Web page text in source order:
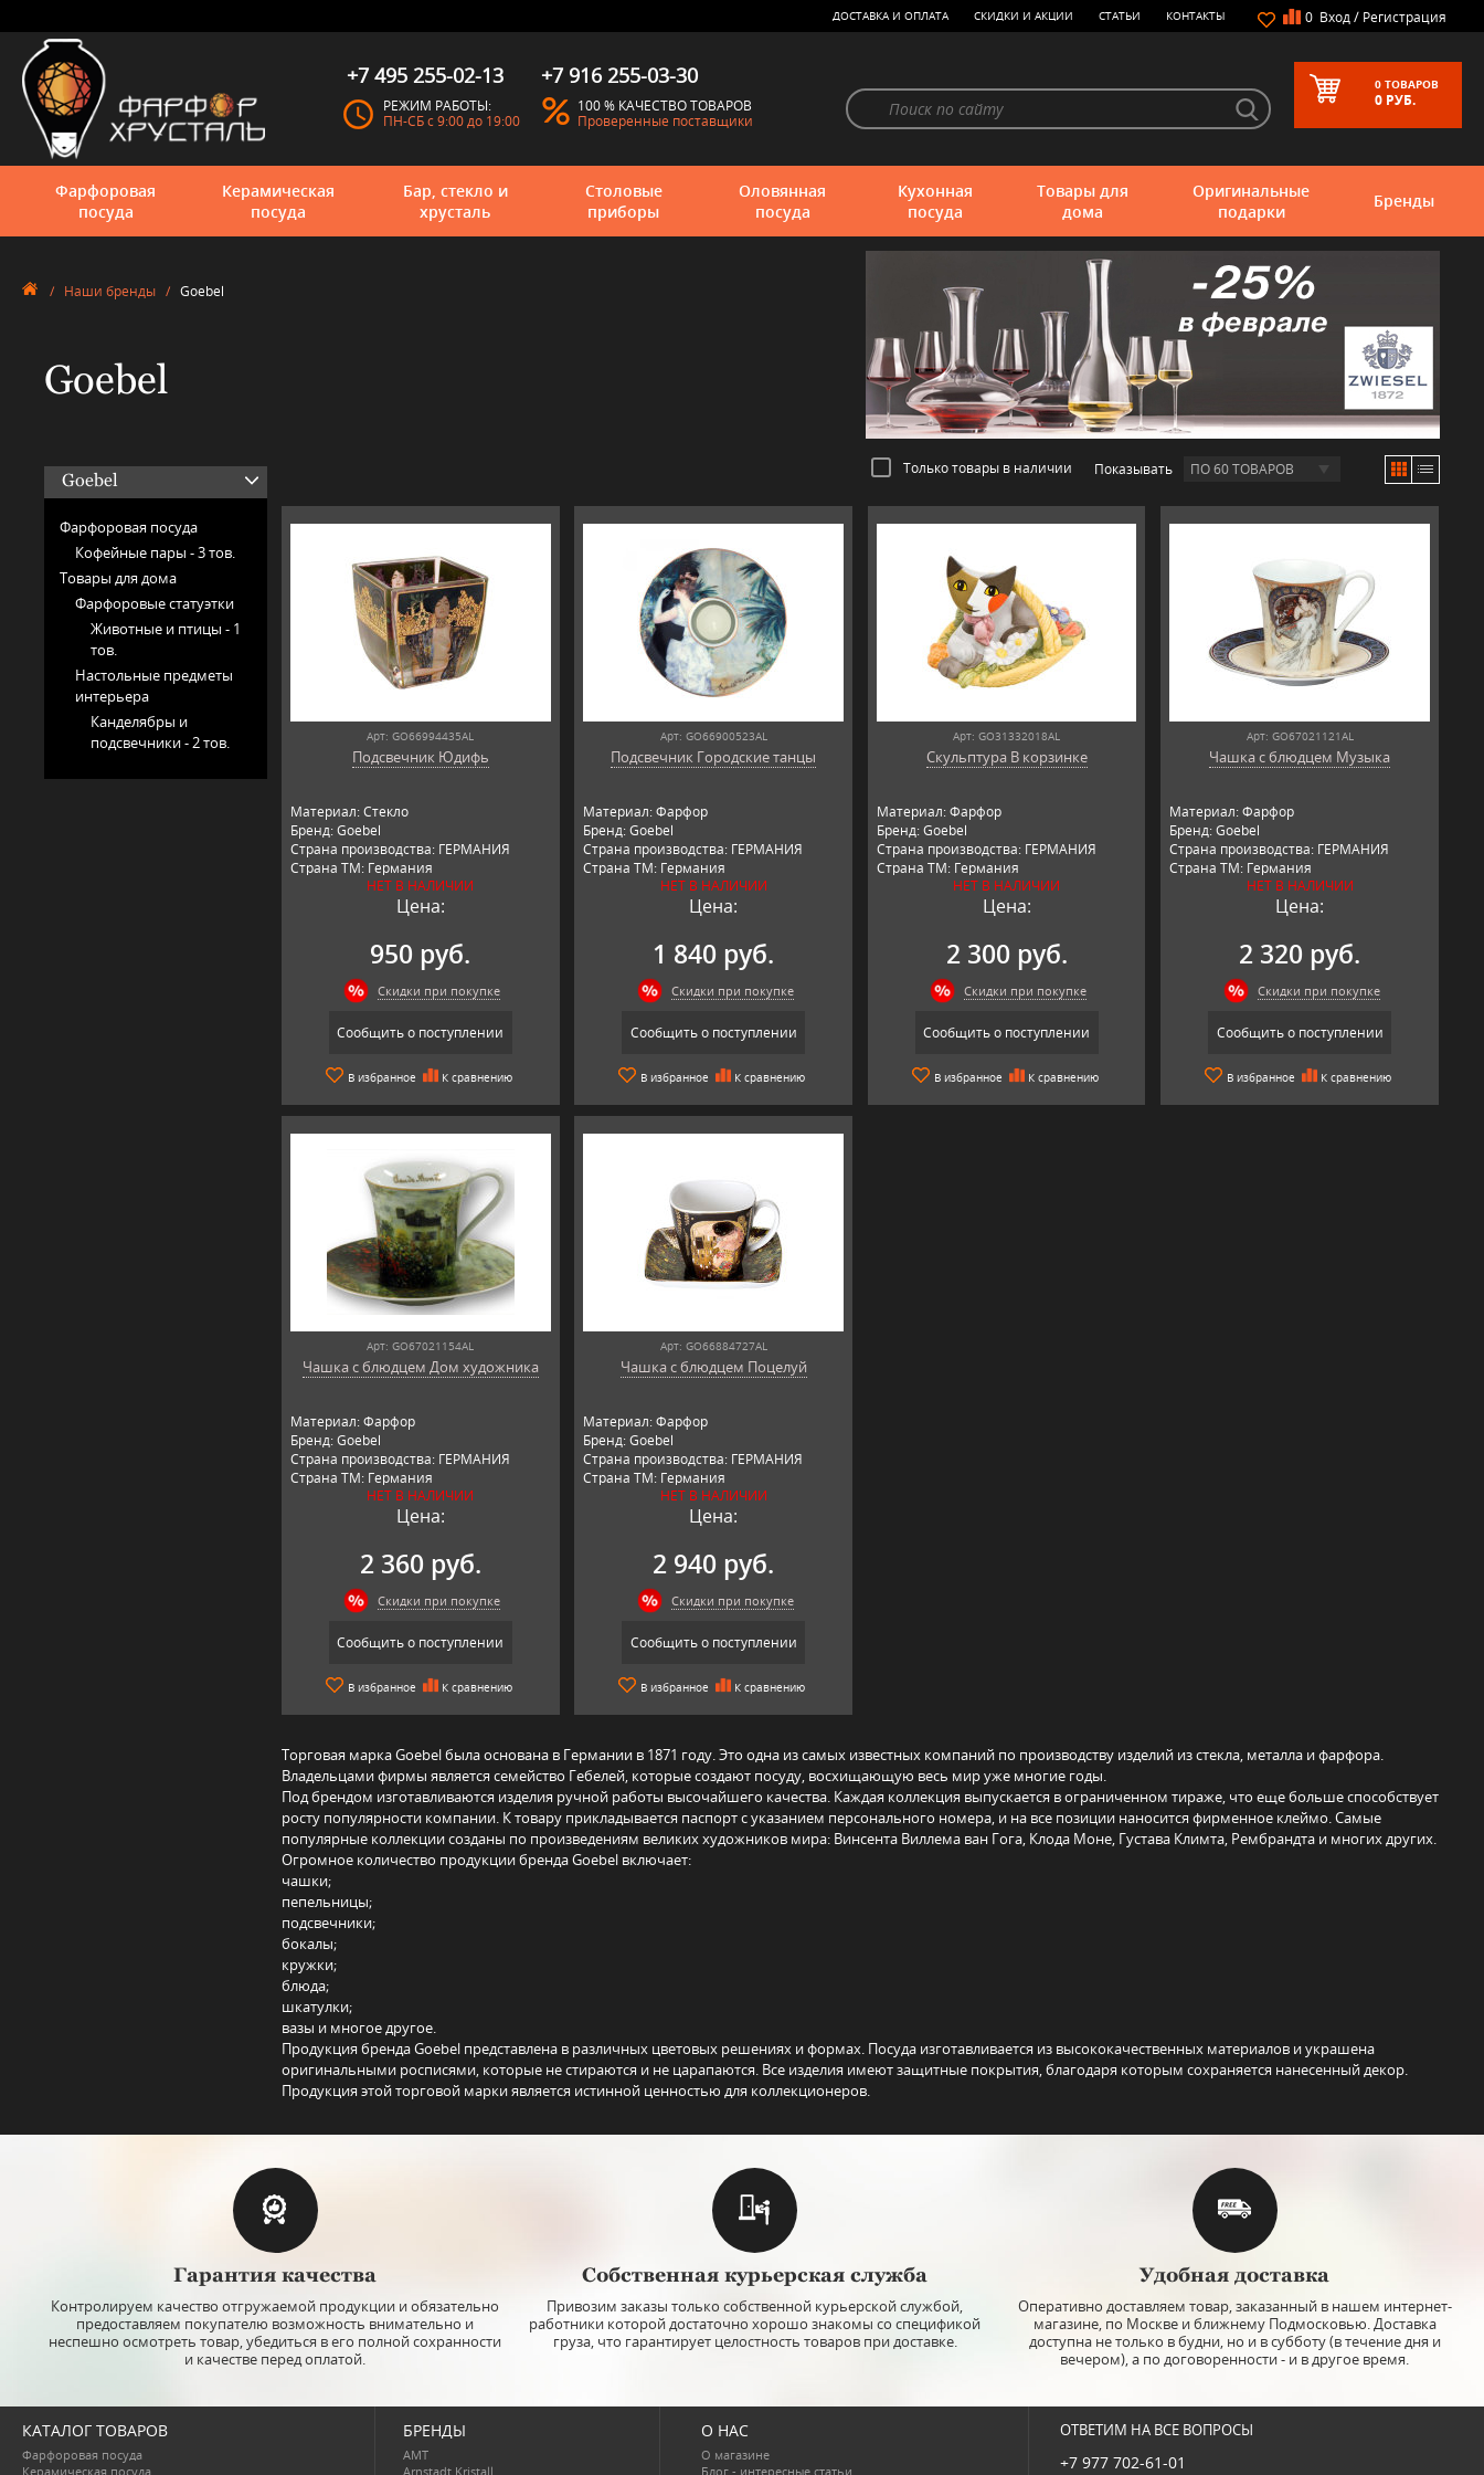
0 Вход/ Регистрация
ДОСТАВКА И ОПЛАТА СКИДКИ И АКЦИИ СТАТЬИ КОНТАКТЫ
+7 495 255-02-13
РЕЖИМ РАБОТЫ:
ПН-СБ с 9:00 до 19:00
+7 916 255-03-30
100 % КАЧЕСТВО ТОВАРОВ
Проверенные поставщики
0 ТОВАРОВ
0 РУБ.
Фарфоровая
посуда
Керамическая
посуда
Бар, стекло и
хрусталь
Столовые
приборы
Оловянная
посуда
Кухонная
посуда
Товары для
дома
Оригинальные
подарки
Бренды
/ Наши бренды / Goebel
Goebel
Goebel
Фарфоровая посуда
Кофейные пары -3 тов.
Товары для дома
Фарфоровые статуэтки
Животные и птицы - 1
тов.
Настольные предметы
интерьера
Канделябры и
подсвечники -2 тов.
Только товары в наличии Показывать ПО 60 ТОВАРОВ
Арт: GO66994435AL
Подсвечник Юдифь
Материал: Стекло
Бренд: Goebel
Страна производства: ГЕРМАНИЯ
Страна ТМ: Германия
НЕТ В НАЛИЧИИ
Цена:
950 руб.
Скидки при покупке
Сообщить о поступлении
В избранное К сравнению
Арт: GO66900523AL
Подсвечник Гоpодские танцы
Материал: Фарфор
Бренд: Goebel
Страна производства: ГЕРМАНИЯ
Страна ТМ: Германия
НЕТ В НАЛИЧИИ
Цена:
1 840 руб.
Скидки при покупке
Сообщить о поступлении
В избранное К сравнению
Арт: GO31332018AL
Скульптура В корзинке
Материал: Фарфор
Бренд: Goebel
Страна производства: ГЕРМАНИЯ
Страна ТМ: Германия
НЕТ В НАЛИЧИИ
Цена:
2 300 руб.
Скидки при покупке
Сообщить о поступлении
В избранное К сравнению
Арт: GO67021121AL
Чашка с блюдцем Музыка
Материал: Фарфор
Бренд: Goebel
Страна производства: ГЕРМАНИЯ
Страна ТМ: Германия
НЕТ В НАЛИЧИИ
Цена:
2 320 руб.
Скидки при покупке
Сообщить о поступлении
В избранное К сравнению
Арт: GO67021154AL
Чашка с блюдцем Дом художника
Материал: Фарфор
Бренд: Goebel
Страна производства: ГЕРМАНИЯ
Страна ТМ: Германия
НЕТ В НАЛИЧИИ
Цена:
2 360 руб.
Скидки при покупке
Сообщить о поступлении
В избранное К сравнению
Арт: GO66884727AL
Чашка с блюдцем Поцелуй
Материал: Фарфор
Бренд: Goebel
Страна производства: ГЕРМАНИЯ
Страна ТМ: Германия
НЕТ В НАЛИЧИИ
Цена:
2 940 руб.
Скидки при покупке
Сообщить о поступлении
В избранное К сравнению
Торговая марка Goebel была основана в Германии в 1871 году. Это одна из самых известных компаний по производству изделий из стекла, металла и фарфора.
Владельцами фирмы является семейство Гебелей, которые создают посуду, восхищающую весь мир уже многие годы.
Под брендом изготавливаются изделия ручной работы высочайшего качества. Каждая коллекция выпускается в ограниченном тираже, что еще больше способствует
росту популярности компании. К товару прикладывается паспорт с указанием персонального номера, и на все позиции наносится фирменное клеймо. Самые
популярные коллекции созданы по произведениям великих художников мира: Винсента Виллема ван Гога, Клода Моне, Густава Климта, Рембрандта и многих других.
Огромное количество продукции бренда Goebel включает:
чашки;
пепельницы;
подсвечники;
бокалы;
кружки;
блюда;
шкатулки;
вазы и многое другое.
Продукция бренда Goebel представлена в различных цветовых решениях и формах. Посуда изготавливается из высококачественных материалов и украшена
оригинальными росписями, которые не стираются и не царапаются. Все изделия имеют защитные покрытия, благодаря которым сохраняется нанесенный декор.
Продукция этой торговой марки является истинной ценностью для коллекционеров.
Гарантия качества
Контролируем качество отгружаемой продукции и обязательно
предоставляем покупателю возможность внимательно и
неспешно осмотреть товар, убедиться в его полной сохранности
и качестве перед оплатой.
Собственная курьерская служба
Привозим заказы только собственной курьерской службой,
работники которой достаточно хорошо знакомы со спецификой
груза, что гарантирует целостность товаров при доставке.
Удобная доставка
Оперативно доставляем товар, заказанный в нашем интернет-
магазине, по Москве и ближнему Подмосковью. Доставка
доступна не только в будни, но и в субботу (в течение дня и
вечером), а по договоренности - и в другое время.
КАТАЛОГ ТОВАРОВ
Фарфоровая посуда
Керамическая посуда
БРЕНДЫ
AMT
Arnstadt Kristall
О НАС
О магазине
Блог - интересные статьи
ОТВЕТИМ НА ВСЕ ВОПРОСЫ
+7 977 702-61-01